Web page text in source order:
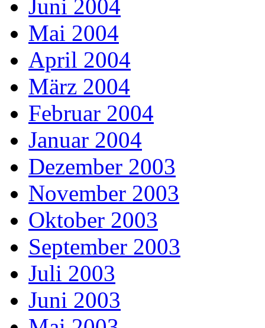
Juni 2004
Mai 2004
April 2004
März 2004
Februar 2004
Januar 2004
Dezember 2003
November 2003
Oktober 2003
September 2003
Juli 2003
Juni 2003